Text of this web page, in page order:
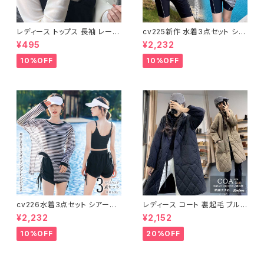
レディース トップス 長袖 レース
タートルネック ファッション 4色
美ライン
¥495
10%OFF
cv225新作 水着3点セット シア
ートップス ラッシュガード 長袖
日焼け防止 体型カバー
¥2,232
10%OFF
cv226水着3点セット シアート
ップス ラッシュガード 長袖 日焼
け防止 体型カバー
¥2,232
10%OFF
レディース コート 裏起毛 ブルゾ
ン ジャンパー ジャケット キルテ
ィング 中綿
¥2,152
20%OFF